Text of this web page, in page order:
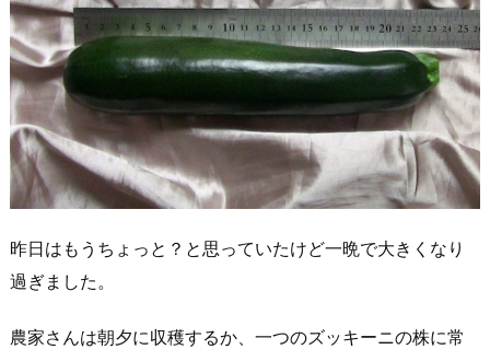
昨日はもうちょっと？と思っていたけど一晩で大きくなり
過ぎました。
農家さんは朝夕に収穫するか、一つのズッキーニの株に常